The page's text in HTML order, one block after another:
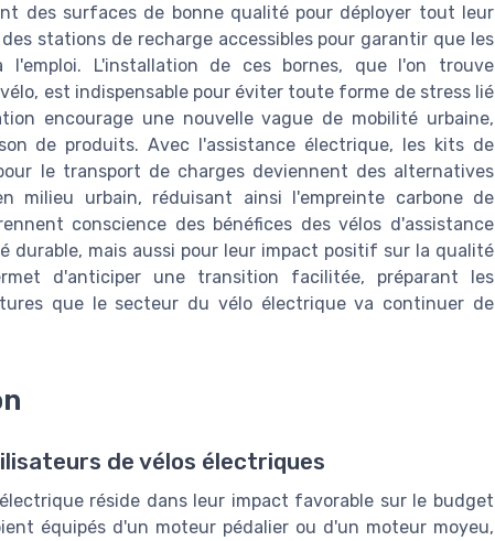
des surfaces de bonne qualité pour déployer tout leur
stations de recharge accessibles pour garantir que les
L'installation de ces bornes, que l'on trouve
est indispensable pour éviter toute forme de stress lié
encourage une nouvelle vague de mobilité urbaine,
de produits. Avec l'assistance électrique, les kits de
le transport de charges deviennent des alternatives
milieu urbain, réduisant ainsi l'empreinte carbone de
conscience des bénéfices des vélos d'assistance
durable, mais aussi pour leur impact positif sur la qualité
d'anticiper une transition facilitée, préparant les
que le secteur du vélo électrique va continuer de
de vélos électriques
réside dans leur impact favorable sur le budget
équipés d'un moteur pédalier ou d'un moteur moyeu,